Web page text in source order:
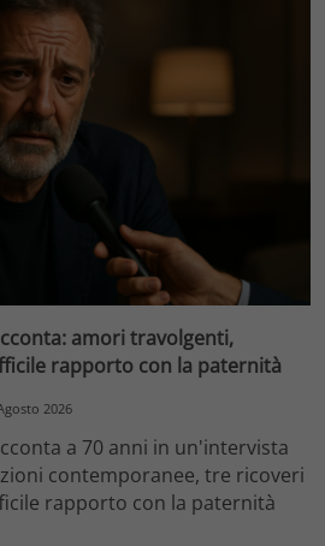
amori travolgenti,
rapporto con la paternità
2026
a 70 anni in un'intervista
contemporanee, tre ricoveri
rapporto con la paternità